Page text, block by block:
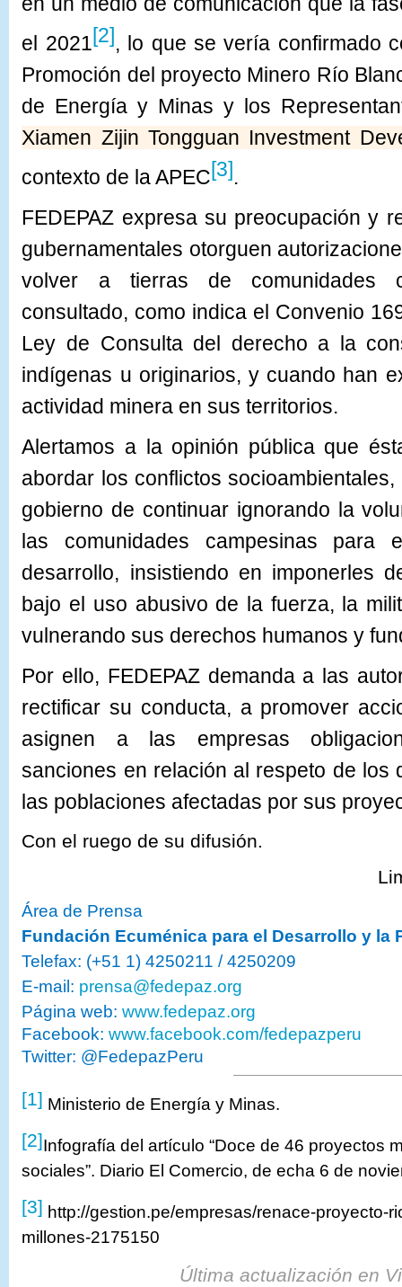
el 2021[2], lo que se vería confirmado
Promoción del proyecto Minero Río
de Energía y Minas y los
Xiamen Zijin Tongguan Investment
contexto de la APEC[3].
FEDEPAZ expresa su preocupación y
gubernamentales otorguen
volver a tierras de comunidades
consultado, como indica el Convenio
Ley de Consulta del derecho a la
indígenas u originarios, y cuando han
actividad minera en sus territorios.
Alertamos a la opinión pública que
abordar los conflictos
gobierno de continuar ignorando la
las comunidades campesinas para
desarrollo, insistiendo en imponerles
bajo el uso abusivo de la fuerza, la
vulnerando sus derechos humanos y
Por ello, FEDEPAZ demanda a las
rectificar su conducta, a promover
asignen a las empresas
sanciones en relación al respeto de los
las poblaciones afectadas por sus
Con el ruego de su difusión.
Área de Prensa
Fundación Ecuménica para el Desarrollo y la
Telefax: (+51 1) 4250211 / 4250209
E-mail: prensa@fedepaz.org
Página web:www.fedepaz.org
Facebook:www.facebook.com/fedepazperu
Twitter: @FedepazPeru
[1] Ministerio de Energía y Minas.
[2]Infografía del artículo “Doce de 46 proyectos
sociales”. Diario El Comercio, de echa 6 de
[3] http://gestion.pe/empresas/renace-proyecto-
millones-2175150
Última actualización en